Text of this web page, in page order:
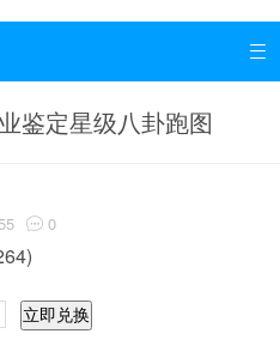

鉴定星级八卦跑图
 0
立即兑换